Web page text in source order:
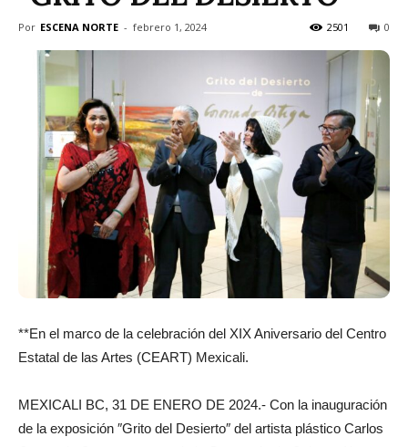
Por ESCENA NORTE - febrero 1, 2024 0
2501
**En el marco de la celebración del XIX Aniversario del Centro
Estatal de las Artes (CEART) Mexicali.
MEXICALI BC, 31 DE ENERO DE 2024.- Con la inauguración
de la exposición ″Grito del Desierto″ del artista plástico Carlos